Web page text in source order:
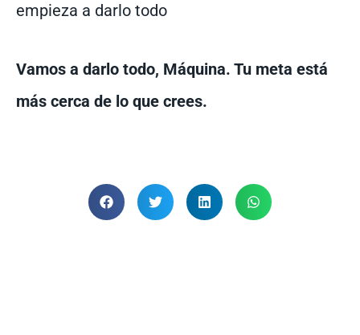
empieza a darlo todo
Vamos a darlo todo, Máquina. Tu meta está
más cerca de lo que crees.